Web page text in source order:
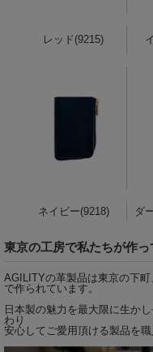
レッド(9215)
ネイビー(9218) ダ
東京の工房で私たちが作っ
AGILITYの革製品は東京の下
で作られています。
日本製の魅力を最大限に生か
わり
安心してご愛用頂ける製品を